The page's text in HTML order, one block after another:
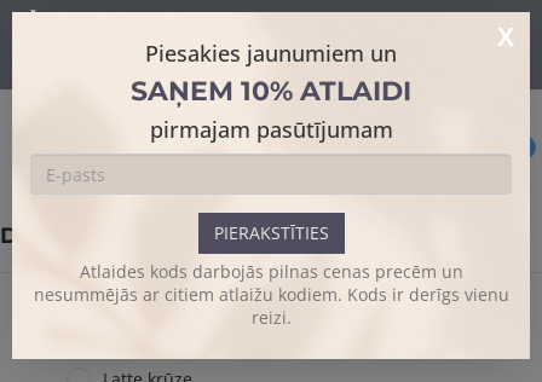
X
Piesakies jaunumiem un
SAŅEM 10% ATLAIDI
pirmajam pasūtījumam
PIERAKSTĪTIES
Atlaides kods darbojās pilnas cenas precēm un
nesummējās ar citiem atlaižu kodiem. Kods ir derīgs vienu
reizi.
DIZAINA KREKLI
papildus funkciju piedāvājumam.